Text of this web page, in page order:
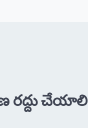
రద్దు చేయాలి